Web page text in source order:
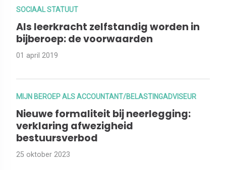
SOCIAAL STATUUT
Als leerkracht zelfstandig worden in
bijberoep: de voorwaarden
01 april 2019
MIJN BEROEP ALS ACCOUNTANT/BELASTINGADVISEUR
Nieuwe formaliteit bij neerlegging:
verklaring afwezigheid
bestuursverbod
25 oktober 2023